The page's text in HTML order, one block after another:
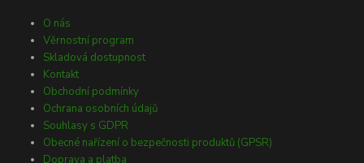
O nás
Věrnostní program
Skladová dostupnost
Kontakt
Obchodní podmínky
Ochrana osobních údajů
Souhlasy s GDPR
Obecné nařízení o bezpečnosti produktů (GPSR)